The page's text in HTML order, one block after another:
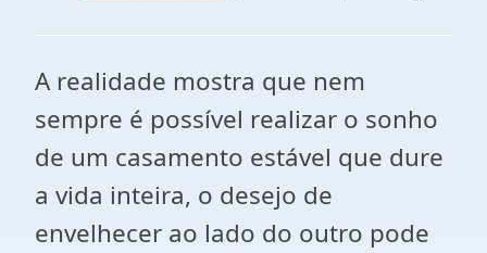
A realidade mostra que nem
sempre é possível realizar o sonho
de um casamento estável que dure
a vida inteira, o desejo de
envelhecer ao lado do outro pode